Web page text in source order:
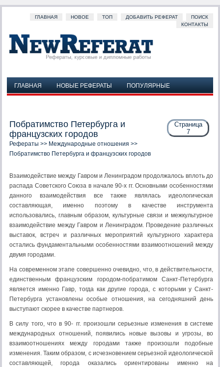
ГЛАВНАЯ НОВОЕ ТОП ДОБАВИТЬ РЕФЕРАТ
ПОИСК
КОНТАКТЫ
ГЛАВНАЯ НОВЫЕ РЕФЕРАТЫ
ПОПУЛЯРНЫЕ
Страница
7
Побратимство Петербурга и
французских городов
Рефераты >> Международные отношения >>
Побратимство Петербурга и французских городов
Взаимодействие между Гавром и Ленинградом продолжалось вплоть до
распада Советского Союза в начале 90-х гг. Основными особенностями
данного взаимодействия все также являлась идеологическая
составляющая, именно поэтому в качестве инструмента
использовались, главным образом, культурные связи и межкультурное
взаимодействие между Гавром и Ленинградом. Проведение различных
выставок, встреч и различных мероприятий культурного характера
остались фундаментальными особенностями взаимоотношений между
двумя городами.
На современном этапе совершенно очевидно, что, в действительности,
единственным французским городом-побратимом Санкт-Петербурга
является именно Гавр, тогда как другие города, с которыми у Санкт-
Петербурга установлены особые отношения, на сегодняшний день
выступают скорее в качестве партнеров.
В силу того, что в 90- гг. произошли серьезные изменения в системе
международных отношений, появились новые вызовы и угрозы, во
взаимоотношениях между городами также произошли подобные
изменения. Таким образом, с исчезновением серьезной идеологической
составляющей, города оказались ориентированы именно на